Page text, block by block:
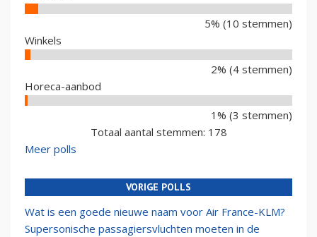
5% (10 stemmen)
Winkels
2% (4 stemmen)
Horeca-aanbod
1% (3 stemmen)
Totaal aantal stemmen: 178
Meer polls
VORIGE POLLS
Wat is een goede nieuwe naam voor Air France-KLM?
Supersonische passagiersvluchten moeten in de